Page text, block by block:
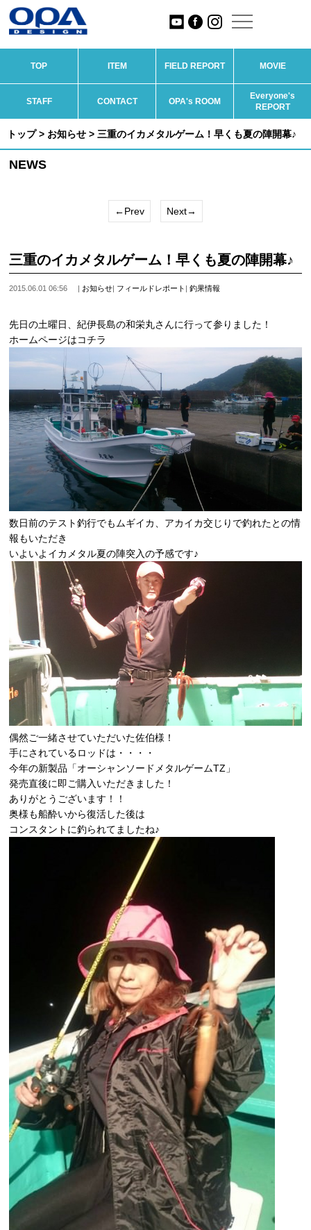
TOP ITEM FIELD REPORT MOVIE
STAFF CONTACT OPA's ROOM
Everyone's
REPORT
トップ> お知らせ > 三重のイカメタルゲーム！早くも夏の陣開幕♪
NEWS
←Prev Next→
三重のイカメタルゲーム！早くも夏の陣開幕♪
2015.06.01 06:56 | お知らせ| フィールドレポート |釣果情報
先日の土曜日、紀伊長島の和栄丸さんに行って参りました！
ホームページはコチラ
数日前のテスト釣行でもムギイカ、アカイカ交じりで釣れたとの情
報もいただき
いよいよイカメタル夏の陣突入の予感です♪
偶然ご一緒させていただいた佐伯様！
手にされているロッドは・・・・
今年の新製品「オーシャンソードメタルゲームTZ 」
発売直後に即ご購入いただきました！
ありがとうございます！！
奥様も船酔いから復活した後は
コンスタントに釣られてましたね♪